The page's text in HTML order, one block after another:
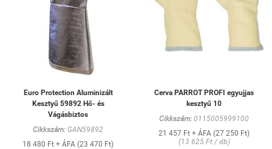
Euro Protection Aluminizált
Kesztyű 59892 Hő- és
Vágásbiztos
Cikkszám: GAN59892
18 480 Ft + ÁFA (23 470 Ft)
Cerva PARROT PROFI egyujjas
kesztyű 10
Cikkszám: 0115005999100
21 457 Ft + ÁFA (27 250 Ft)
(13 625 Ft / db)